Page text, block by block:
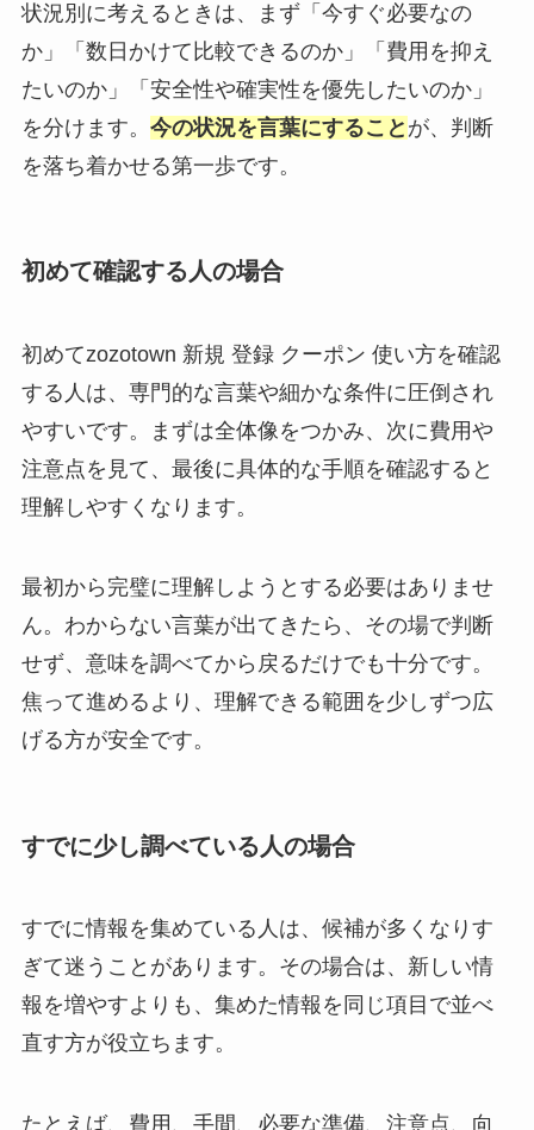
状況別に考えるときは、まず「今すぐ必要なの
か」「数日かけて比較できるのか」「費用を抑え
たいのか」「安全性や確実性を優先したいのか」
を分けます。 今の状況を言葉にすること が、判断
を落ち着かせる第一歩です。
初めて確認する人の場合
初めてzozotown 新規 登録 クーポン 使い方を確認
する人は、専門的な言葉や細かな条件に圧倒され
やすいです。まずは全体像をつかみ、次に費用や
注意点を見て、最後に具体的な手順を確認すると
理解しやすくなります。
最初から完璧に理解しようとする必要はありませ
ん。わからない言葉が出てきたら、その場で判断
せず、意味を調べてから戻るだけでも十分です。
焦って進めるより、理解できる範囲を少しずつ広
げる方が安全です。
すでに少し調べている人の場合
すでに情報を集めている人は、候補が多くなりす
ぎて迷うことがあります。その場合は、新しい情
報を増やすよりも、集めた情報を同じ項目で並べ
直す方が役立ちます。
たとえば、費用、手間、必要な準備、注意点、向